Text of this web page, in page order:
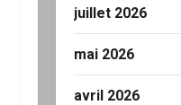
juillet 2026
mai 2026
avril 2026